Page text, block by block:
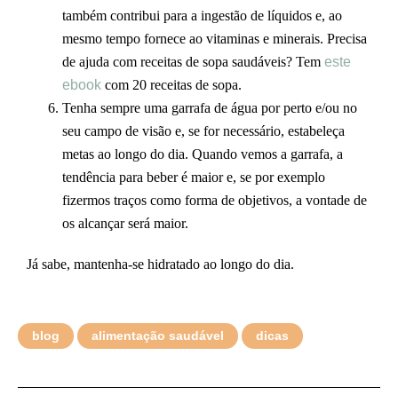
também contribui para a ingestão de líquidos e, ao
mesmo tempo fornece ao vitaminas e minerais. Precisa
de ajuda com receitas de sopa saudáveis? Tem este
ebook com 20 receitas de sopa.
Tenha sempre uma garrafa de água por perto e/ou no
seu campo de visão e, se for necessário, estabeleça
metas ao longo do dia. Quando vemos a garrafa, a
tendência para beber é maior e, se por exemplo
fizermos traços como forma de objetivos, a vontade de
os alcançar será maior.
Já sabe, mantenha-se hidratado ao longo do dia.
blog alimentação saudável dicas